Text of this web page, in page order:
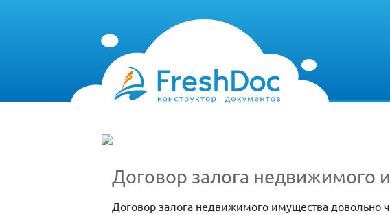
Договор залога недвижимого
Договор залога недвижимого имущества довольно